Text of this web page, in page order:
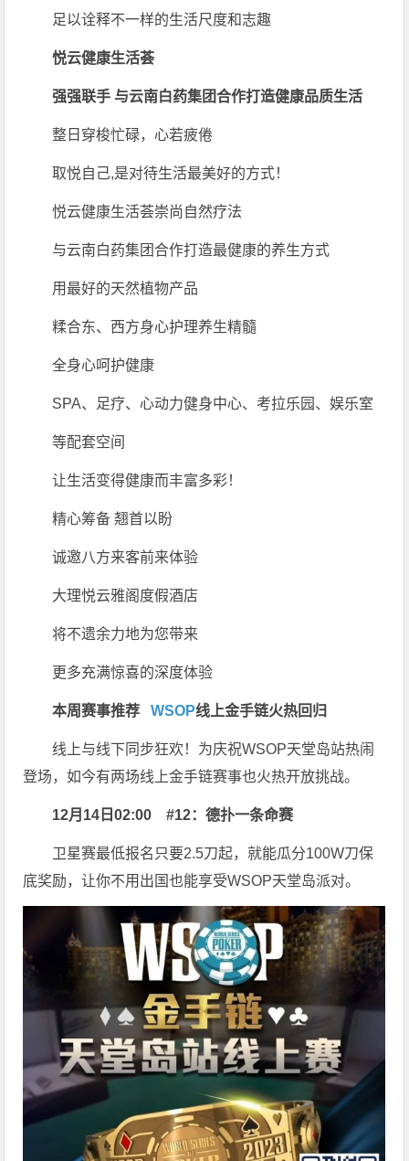
足以诠释不一样的生活尺度和志趣
悦云健康生活荟
强强联手 与云南白药集团合作打造健康品质生活
整日穿梭忙碌，心若疲倦
取悦自己,是对待生活最美好的方式！
悦云健康生活荟崇尚自然疗法
与云南白药集团合作打造最健康的养生方式
用最好的天然植物产品
糅合东、西方身心护理养生精髓
全身心呵护健康
SPA、足疗、心动力健身中心、考拉乐园、娱乐室
等配套空间
让生活变得健康而丰富多彩！
精心筹备 翘首以盼
诚邀八方来客前来体验
大理悦云雅阁度假酒店
将不遗余力地为您带来
更多充满惊喜的深度体验
本周赛事推荐WSOP线上金手链火热回归
线上与线下同步狂欢！为庆祝WSOP天堂岛站热闹
登场，如今有两场线上金手链赛事也火热开放挑战。
12月14日02:00#12：德扑一条命赛
卫星赛最低报名只要2.5刀起，就能瓜分100W刀保
底奖励，让你不用出国也能享受WSOP天堂岛派对。